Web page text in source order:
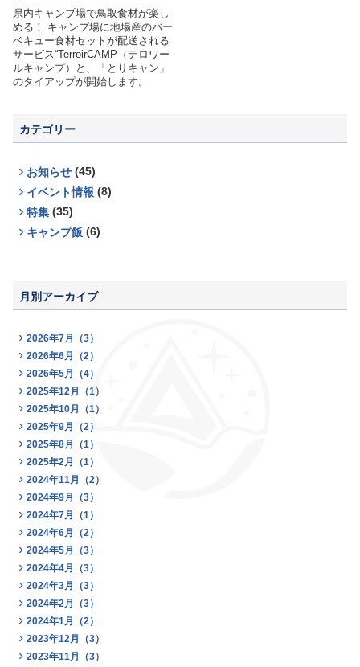
県内キャンプ場で鳥取食材が楽し
める！ キャンプ場に地場産のバー
ベキュー食材セットが配送される
サービス“TerroirCAMP（テロワー
ルキャンプ）と、「とりキャン」
のタイアップが開始します。
カテゴリー
お知らせ (45)
イベント情報 (8)
特集 (35)
キャンプ飯 (6)
月別アーカイブ
2026年7月（3）
2026年6月（2）
2026年5月（4）
2025年12月（1）
2025年10月（1）
2025年9月（2）
2025年8月（1）
2025年2月（1）
2024年11月（2）
2024年9月（3）
2024年7月（1）
2024年6月（2）
2024年5月（3）
2024年4月（3）
2024年3月（3）
2024年2月（3）
2024年1月（2）
2023年12月（3）
2023年11月（3）